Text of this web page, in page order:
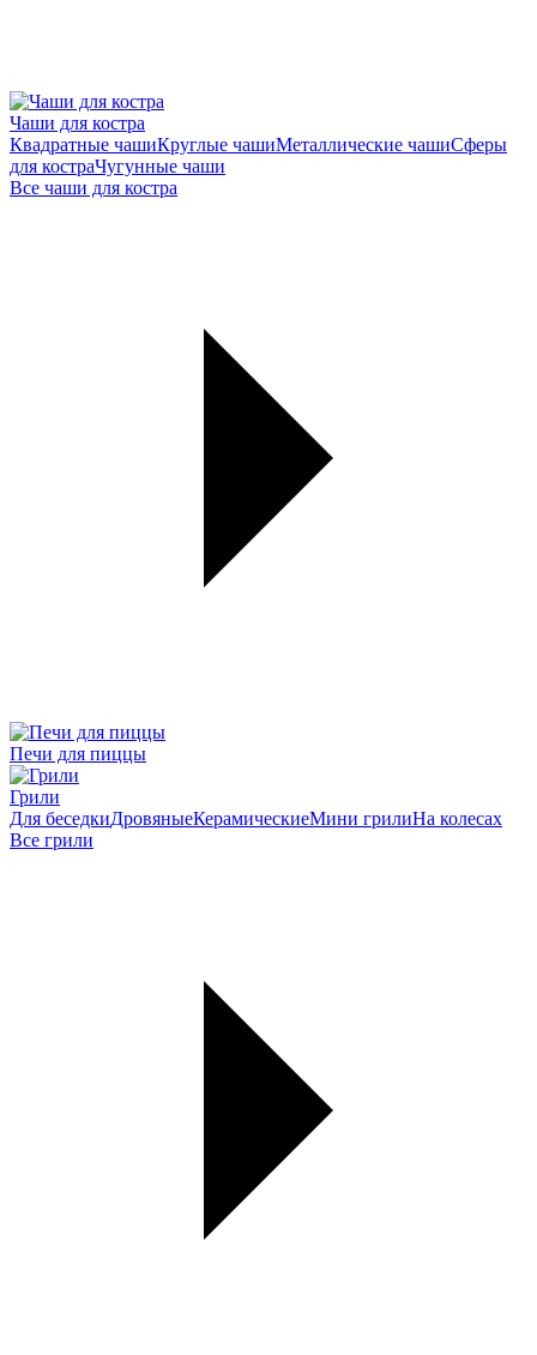
Чаши для костра
Квадратные чашиКруглые чашиМеталлические чашиСферы
для костраЧугунные чаши
Все чаши для костра
Печи для пиццы
Грили
Для беседкиДровяныеКерамическиеМини грилиНа колесах
Все грили